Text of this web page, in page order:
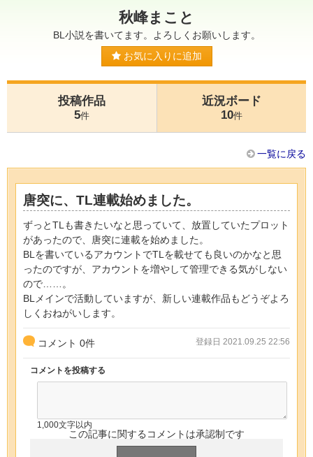
秋峰まこと
BL小説を書いてます。よろしくお願いします。
お気に入りに追加
投稿作品
5件
近況ボード
10件
一覧に戻る
唐突に、TL連載始めました。
ずっとTLも書きたいなと思っていて、放置していたプロット
があったので、唐突に連載を始めました。
BLを書いているアカウントでTLを載せても良いのかなと思
ったのですが、アカウントを増やして管理できる気がしない
ので……。
BLメインで活動していますが、新しい連載作品もどうぞよろ
しくおねがいします。
コメント 0件 登録日 2021.09.25 22:56
コメントを投稿する
1,000文字以内
この記事に関するコメントは承認制です